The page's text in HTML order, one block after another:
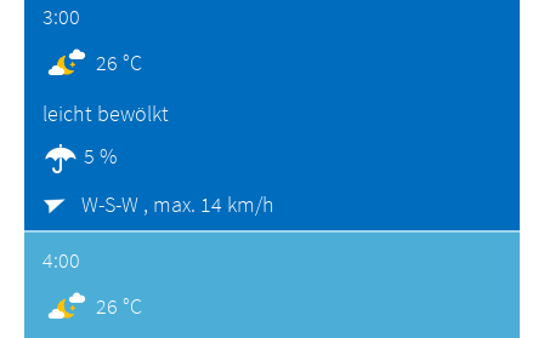
3:00
26 °C
leicht bewölkt
5 %
W-S-W , max. 14 km/h
4:00
26 °C